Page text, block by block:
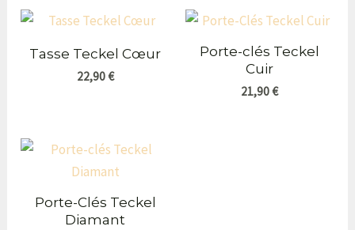
Tasse Teckel Cœur
22,90€
Porte-clés Teckel
Cuir
21,90€
Porte-Clés Teckel
Diamant